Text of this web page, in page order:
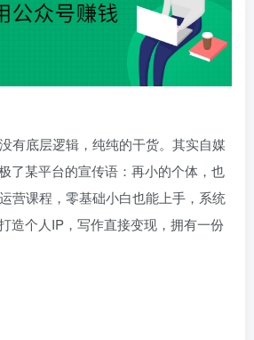
有底层逻辑，纯纯的干货。其实自媒
了某平台的宣传语：再小的个体，也
营课程，零基础小白也能上手，系统
造个人IP，写作直接变现，拥有一份